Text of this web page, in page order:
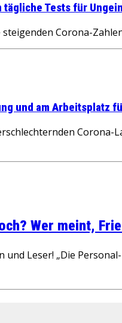
Tests für
steigenden Corona-
und am Arbeitsplatz
Wer meint,
Leser! „Die